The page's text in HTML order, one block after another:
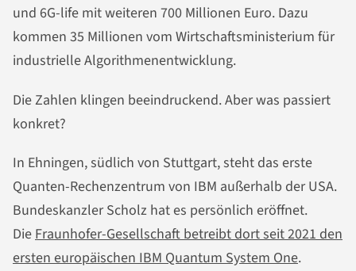
und 6G-life mit weiteren 700 Millionen Euro. Dazu
kommen 35 Millionen vom Wirtschaftsministerium für
industrielle Algorithmenentwicklung.
Die Zahlen klingen beeindruckend. Aber was passiert
konkret?
In Ehningen, südlich von Stuttgart, steht das erste
Quanten-Rechenzentrum von IBM außerhalb der USA.
Bundeskanzler Scholz hat es persönlich eröffnet.
DieFraunhofer-Gesellschaft betreibt dort seit 2021 den
ersten europäischen IBM Quantum System One.